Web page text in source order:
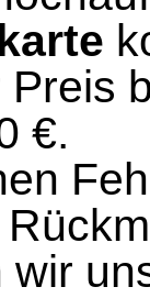
€.
wir